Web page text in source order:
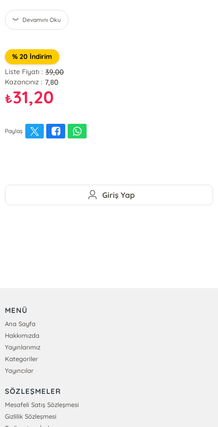
Devamını Oku
% 20 İndirim
Liste Fiyatı : 39,00
Kazancınız : 7,80
₺31,20
Paylaş
Giriş Yap
MENÜ
Ana Sayfa
Hakkımızda
Yayınlarımız
Kategoriler
Yayıncılar
SÖZLEŞMELER
Mesafeli Satış Sözleşmesi
Gizlilik Sözleşmesi